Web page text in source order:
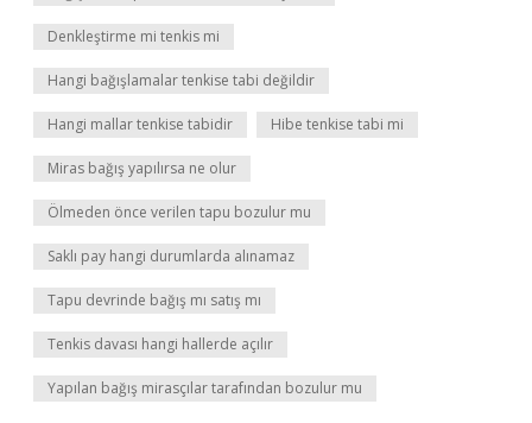
Denkleştirme mi tenkis mi
Hangi bağışlamalar tenkise tabi değildir
Hangi mallar tenkise tabidir Hibe tenkise tabi mi
Miras bağış yapılırsa ne olur
Ölmeden önce verilen tapu bozulur mu
Saklı pay hangi durumlarda alınamaz
Tapu devrinde bağış mı satış mı
Tenkis davası hangi hallerde açılır
Yapılan bağış mirasçılar tarafından bozulur mu